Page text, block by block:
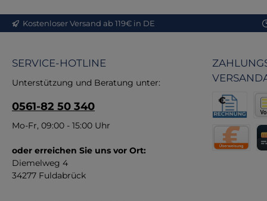
Kostenloser Versand ab 119€ in DE
SERVICE-HOTLINE
Unterstützung und Beratung unter:
0561-82 50 340
Mo-Fr, 09:00 - 15:00 Uhr
oder erreichen Sie uns vor Ort:
Diemelweg 4
34277 Fuldabrück
Rechnung